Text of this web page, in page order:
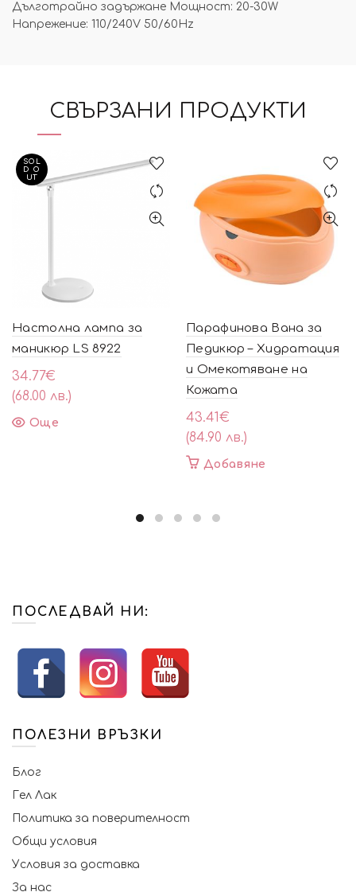
Дълготрайно задържане Мощност: 20-30W
Напрежение: 110/240V 50/60Hz
СВЪРЗАНИ ПРОДУКТИ
SOL
D O
UT
Настолна лампа за
маникюр LS 8922
34.77€
(68.00 лв.)
Още
Парафинова Вана за
Педикюр – Хидратация
и Омекотяване на
Кожата
43.41 €
(84.90 лв.)
Добавяне
ПОСЛЕДВАЙ НИ:
ПОЛЕЗНИ ВРЪЗКИ
Блог
Гел Лак
Политика за поверителност
Общи условия
Условия за доставка
За нас